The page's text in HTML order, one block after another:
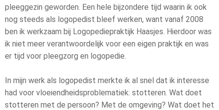
pleeggezin geworden. Een hele bijzondere tijd waarin ik ook
nog steeds als logopedist bleef werken, want vanaf 2008
ben ik werkzaam bij Logopediepraktijk Haasjes. Hierdoor was
ik niet meer verantwoordelijk voor een eigen praktijk en was
er tijd voor pleegzorg en logopedie.
In mijn werk als logopedist merkte ik al snel dat ik interesse
had voor vloeiendheidsproblematiek: stotteren. Wat doet
stotteren met de persoon? Met de omgeving? Wat doet het